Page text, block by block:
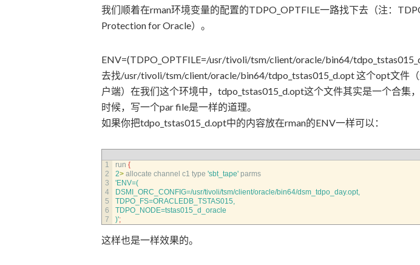
我们顺着在rman环境变量的配置的TDPO_OPTFILE一路找下去（注：
Protection for Oracle）。
ENV=(TDPO_OPTFILE=/usr/tivoli/tsm/client/oracle/bin64/
去找/usr/tivoli/tsm/client/oracle/bin64/tdpo_tstas015_d.opt 这个opt文件
户端）在我们这个环境中，tdpo_tstas015_d.opt这个文件其实是一个合集
时候，写一个par file是一样的道理。
如果你把tdpo_tstas015_d.opt中的内容放在rman的ENV一样可以：
1
2
3
4
5
6
7
run {
2> allocate channel c1 type 'sbt_tape' parms
'ENV=(
DSMI_ORC_CONFIG=/usr/tivoli/tsm/client/oracle/bin64/dsm_tdpo_day.opt,
TDPO_FS=ORACLEDB_TSTAS015,
TDPO_NODE=tstas015_d_oracle
)';
这样也是一样效果的。